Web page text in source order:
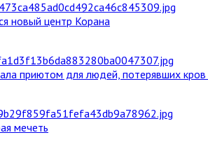
новый центр Корана
приютом для людей, потерявших кров
мечеть